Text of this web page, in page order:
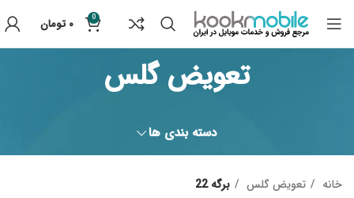
0 ۰ تومان
تعویض گلس
دسته بندی ها
خانه تعویض گلس برگه 22